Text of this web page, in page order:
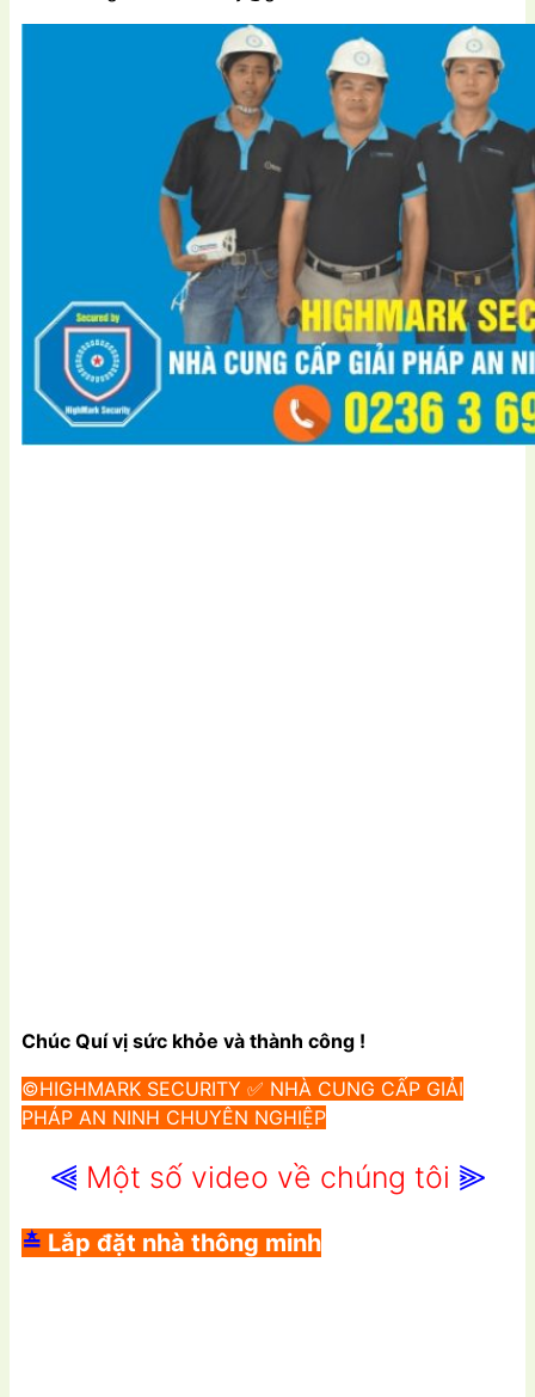
Chúc Quí vị sức khỏe và thành công !
©HIGHMARK SECURITY ✅ NHÀ CUNG CẤP GIẢI
PHÁP AN NINH CHUYÊN NGHIỆP
⫷ Một số video về chúng tôi ⫸
≛ Lắp đặt nhà thông minh